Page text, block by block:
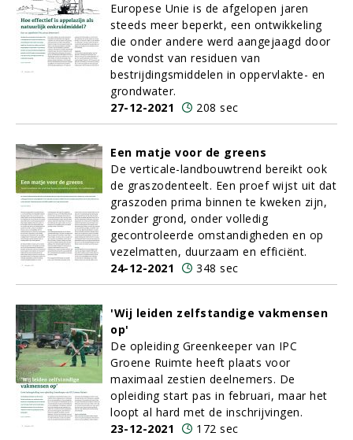
Europese Unie is de afgelopen jaren
steeds meer beperkt, een ontwikkeling
die onder andere werd aangejaagd door
de vondst van residuen van
bestrijdingsmiddelen in oppervlakte- en
grondwater.
27-12-2021
208 sec
Een matje voor de greens
De verticale-landbouwtrend bereikt ook
de graszodenteelt. Een proef wijst uit dat
graszoden prima binnen te kweken zijn,
zonder grond, onder volledig
gecontroleerde omstandigheden en op
vezelmatten, duurzaam en efficiënt.
24-12-2021
348 sec
'Wij leiden zelfstandige vakmensen
op'
De opleiding Greenkeeper van IPC
Groene Ruimte heeft plaats voor
maximaal zestien deelnemers. De
opleiding start pas in februari, maar het
loopt al hard met de inschrijvingen.
23-12-2021
172 sec